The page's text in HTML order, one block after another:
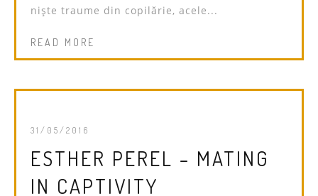
niște traume din copilărie, acele...
READ MORE
31/05/2016
ESTHER PEREL – MATING
IN CAPTIVITY